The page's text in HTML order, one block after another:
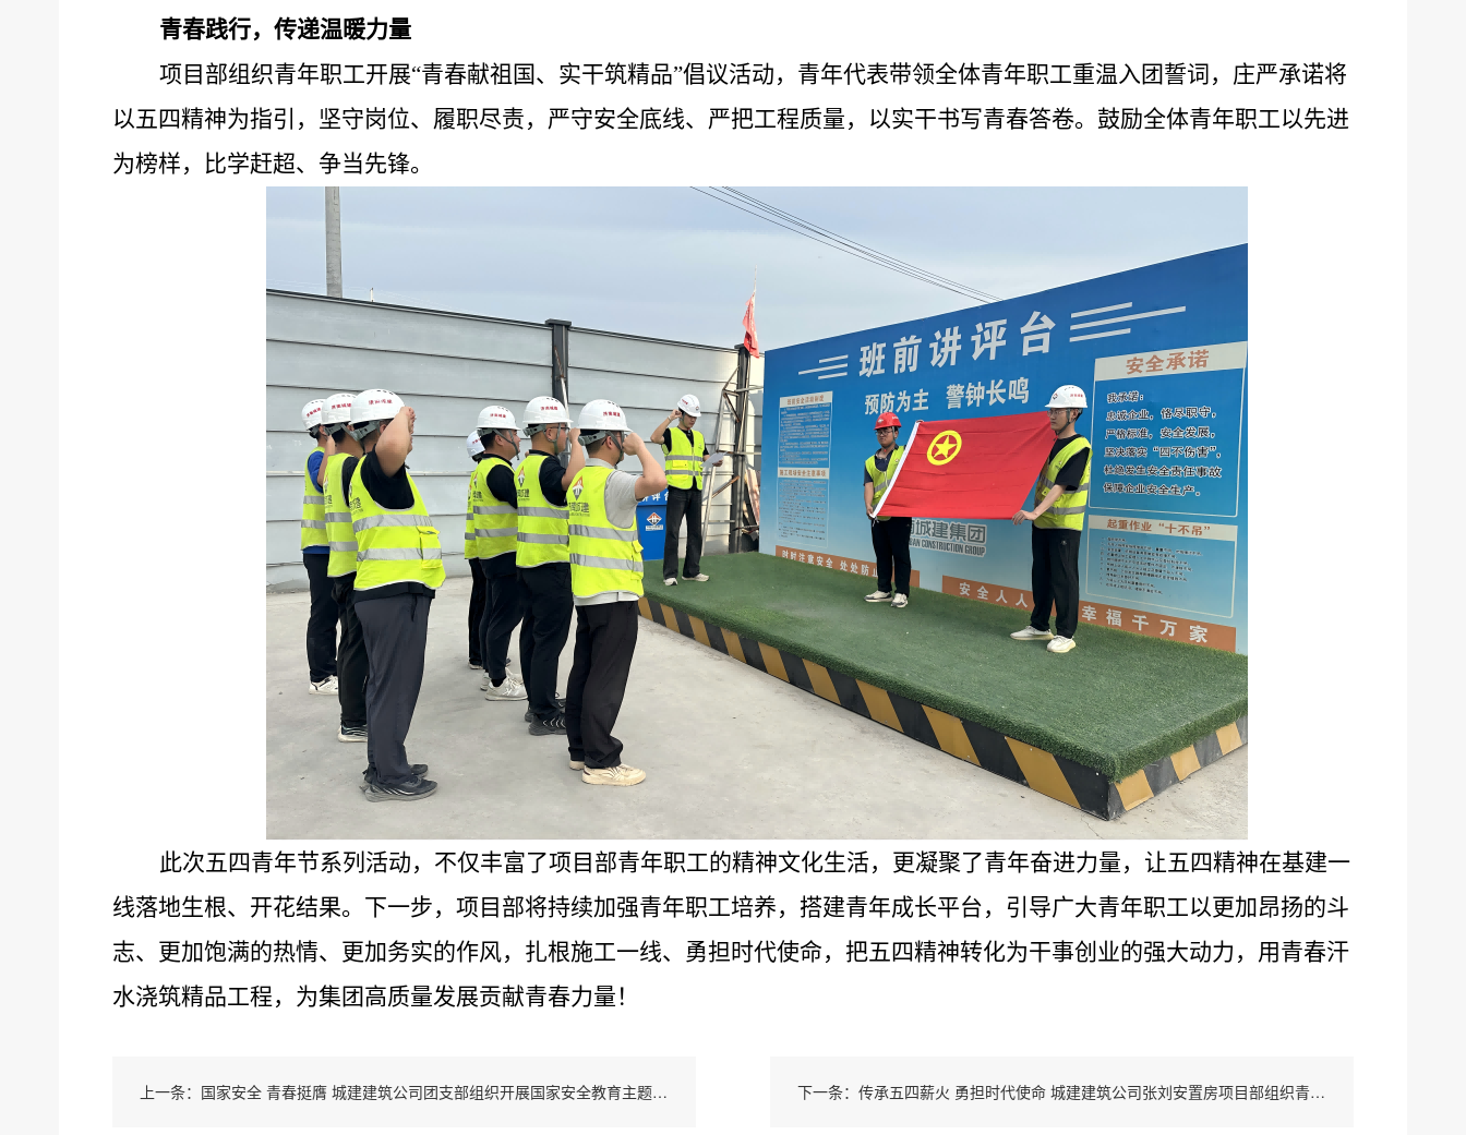
青春践行，传递温暖力量
项目部组织青年职工开展“青春献祖国、实干筑精品”倡议活动，青年代表带领全体青年职工重温入团誓词，庄严承诺将
以五四精神为指引，坚守岗位、履职尽责，严守安全底线、严把工程质量，以实干书写青春答卷。鼓励全体青年职工以先进
为榜样，比学赶超、争当先锋。
此次五四青年节系列活动，不仅丰富了项目部青年职工的精神文化生活，更凝聚了青年奋进力量，让五四精神在基建一
线落地生根、开花结果。下一步，项目部将持续加强青年职工培养，搭建青年成长平台，引导广大青年职工以更加昂扬的斗
志、更加饱满的热情、更加务实的作风，扎根施工一线、勇担时代使命，把五四精神转化为干事创业的强大动力，用青春汗
水浇筑精品工程，为集团高质量发展贡献青春力量！
上一条：国家安全 青春挺膺 城建建筑公司团支部组织开展国家安全教育主题团日活动 下一条：传承五四薪火 勇担时代使命 城建建筑公司张刘安置房项目部组织青年集体观看爱国电影《觉醒年代》